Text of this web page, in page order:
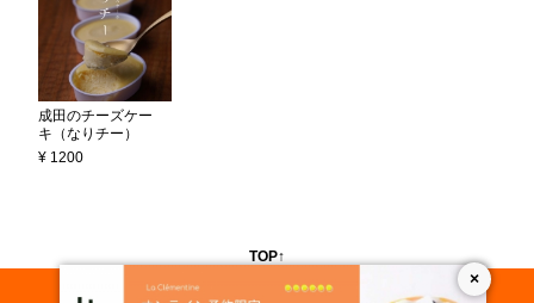
×
成田のチーズケー
キ（なりチー）
¥ 1200
TOP↑